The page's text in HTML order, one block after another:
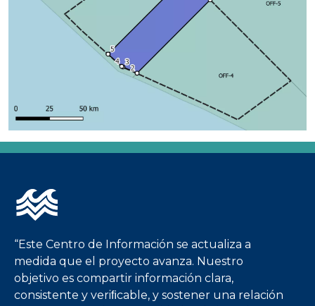
Imagen
“Este Centro de Información se actualiza a
medida que el proyecto avanza. Nuestro
objetivo es compartir información clara,
consistente y veriﬁcable, y sostener una relación